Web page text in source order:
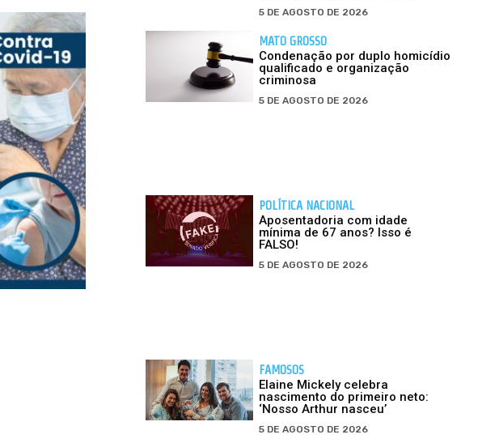
5 DE AGOSTO DE 2026
MATO GROSSO
Condenação por duplo homicídio
qualificado e organização
criminosa
5 DE AGOSTO DE 2026
POLÍTICA NACIONAL
Aposentadoria com idade
mínima de 67 anos? Isso é
FALSO!
5 DE AGOSTO DE 2026
FAMOSOS
Elaine Mickely celebra
nascimento do primeiro neto:
‘Nosso Arthur nasceu’
5 DE AGOSTO DE 2026